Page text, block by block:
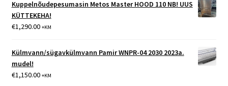
Kuppelnõudepesumasin Metos Master HOOD 110 NB! UUS
KÜTTEKEHA!
€1,290.00 +KM
Külmvann/sügavkülmvann Pamir WNPR-04 2030 2023a.
mudel!
€1,150.00 +KM